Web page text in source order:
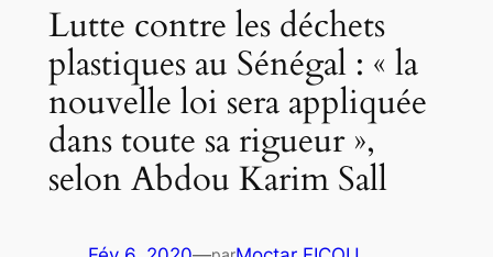
Lutte contre les déchets
plastiques au Sénégal : « la
nouvelle loi sera appliquée
dans toute sa rigueur »,
selon Abdou Karim Sall